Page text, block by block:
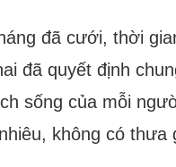
đã cưới, thời
đã quyết định
sống của mỗi
không có thưa